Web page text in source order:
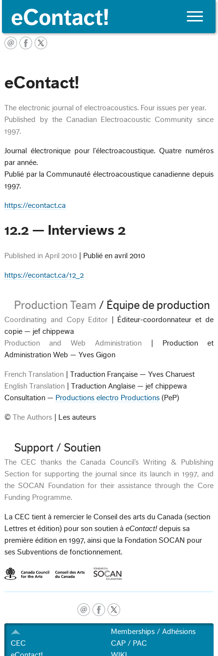
Toggle
eContact!
The electronic journal of electroacoustics. Four issues per year.
Published by the Canadian Electroacoustic Community since
1997.
Journal électronique pour l’électroacoustique. Quatre numéros
par année.
Publié par la Communauté électroacoustique canadienne depuis
1997.
https://econtact.ca
12.2 — Interviews 2
Published in April 2010 | Publié en avril 2010
https://econtact.ca/12_2
Production Team / Équipe de production
Coordinating and Copy Editor | Éditeur-coordonnateur et de
copie — jef chippewa
Production and Web Administration | Production et
Administration Web — Yves Gigon
French Translation | Traduction Française — Yves Charuest
English Translation | Traduction Anglaise — jef chippewa
Consultation — Productions electro Productions (PeP)
©The Authors | Les auteurs
Support / Soutien
The CEC thanks the Canada Council’s Writing & Publishing
Section for supporting the journal since its launch in 1997, and
the SOCAN Foundation for their assistance through the Core
Funding Programme.
La CEC tient à remercier le Conseil des arts du Canada (section
Lettres et édition) pour son soutien àeContact! depuis sa
première édition en 1997, ainsi que la Fondation SOCAN pour
ses Subventions de fonctionnement.
CEC
Memberships / Adhésions
CAP / PAC